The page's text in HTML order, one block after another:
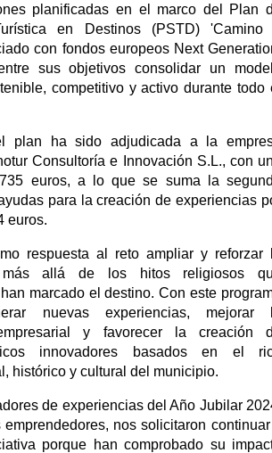
planificadas en el marco del Plan
en Destinos (PSTD) 'Camino
con fondos europeos Next
sus objetivos consolidar un
competitivo y activo durante todo
plan ha sido adjudicada a la
Consultoría e Innovación S.L., con
euros, a lo que se suma la
para la creación de experiencias
euros.
respuesta al reto ampliar y reforzar
más allá de los hitos religiosos
marcado el destino. Con este
nuevas experiencias, mejorar
y favorecer la creación
innovadores basados en el
histórico y cultural del municipio.
de experiencias del Año Jubilar
nos solicitaron
porque han comprobado su